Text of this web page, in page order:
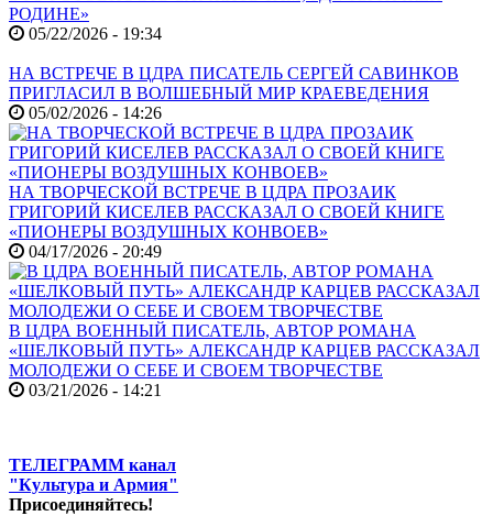
РОДИНЕ»
05/22/2026 - 19:34
НА ВСТРЕЧЕ В ЦДРА ПИСАТЕЛЬ СЕРГЕЙ САВИНКОВ
ПРИГЛАСИЛ В ВОЛШЕБНЫЙ МИР КРАЕВЕДЕНИЯ
05/02/2026 - 14:26
НА ТВОРЧЕСКОЙ ВСТРЕЧЕ В ЦДРА ПРОЗАИК
ГРИГОРИЙ КИСЕЛЕВ РАССКАЗАЛ О СВОЕЙ КНИГЕ
«ПИОНЕРЫ ВОЗДУШНЫХ КОНВОЕВ»
04/17/2026 - 20:49
В ЦДРА ВОЕННЫЙ ПИСАТЕЛЬ, АВТОР РОМАНА
«ШЕЛКОВЫЙ ПУТЬ» АЛЕКСАНДР КАРЦЕВ РАССКАЗАЛ
МОЛОДЕЖИ О СЕБЕ И СВОЕМ ТВОРЧЕСТВЕ
03/21/2026 - 14:21
ТЕЛЕГРАММ канал
"Культура и Армия"
Присоединяйтесь!